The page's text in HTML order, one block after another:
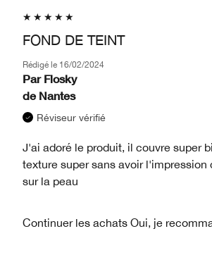
FOND DE TEINT
Rédigé le 16/02/2024
Par Flosky
de Nantes
Réviseur vérifié
J'ai adoré le produit, il couvre super
texture super sans avoir l'impression
sur la peau
Continuer les achats Oui, je